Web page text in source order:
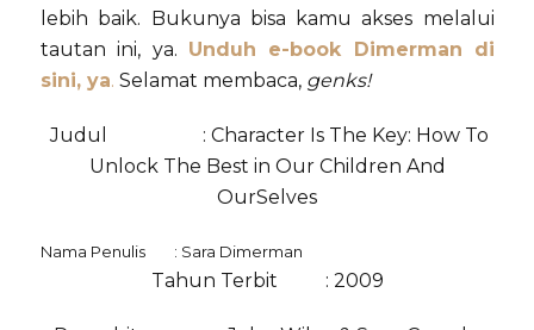
lebih baik. Bukunya bisa kamu akses melalui
tautan ini, ya. Unduh e-book Dimerman di
sini, ya. Selamat membaca, genks!
Judul :Character Is The Key: How To
Unlock The Best in Our Children And
OurSelves
Nama Penulis : Sara Dimerman
Tahun Terbit : 2009